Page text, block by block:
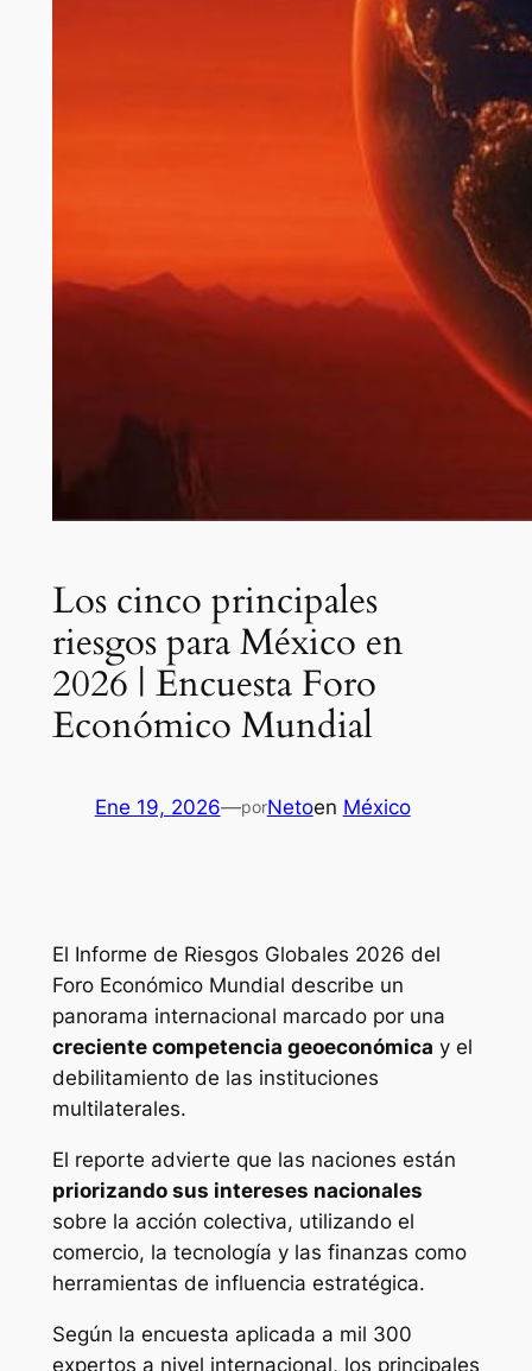
Los cinco principales
riesgos para México en
2026 | Encuesta Foro
Económico Mundial
Ene 19, 2026—porNetoen México
El Informe de Riesgos Globales 2026 del
Foro Económico Mundial describe un
panorama internacional marcado por una
creciente competencia geoeconómica y el
debilitamiento de las instituciones
multilaterales.
El reporte advierte que las naciones están
priorizando sus intereses nacionales
sobre la acción colectiva, utilizando el
comercio, la tecnología y las finanzas como
herramientas de influencia estratégica.
Según la encuesta aplicada a mil 300
expertos a nivel internacional, los principales